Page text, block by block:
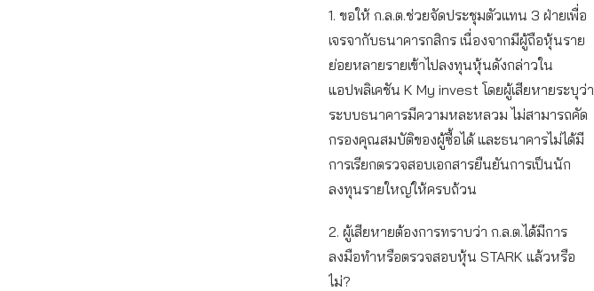
1. ขอให้ ก.ล.ต.ช่วยจัดประชุมตัวแทน 3 ฝ่ายเพื่อ
เจรจากับธนาคารกสิกร เนื่องจากมีผู้ถือหุ้นราย
ย่อยหลายรายเข้าไปลงทุนหุ้นดังกล่าวใน
แอปพลิเคชัน K My invest โดยผู้เสียหายระบุว่า
ระบบธนาคารมีความหละหลวม ไม่สามารถคัด
กรองคุณสมบัติของผู้ซื้อได้ และธนาคารไม่ได้มี
การเรียกตรวจสอบเอกสารยืนยันการเป็นนัก
ลงทุนรายใหญ่ให้ครบถ้วน
2. ผู้เสียหายต้องการทราบว่า ก.ล.ต.ได้มีการ
ลงมือทำหรือตรวจสอบหุ้น STARK แล้วหรือ
ไม่?